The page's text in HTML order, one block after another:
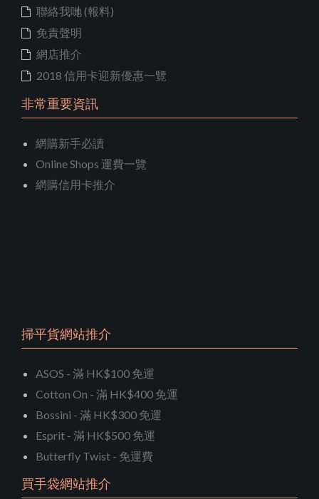
聯絡我哋 (報料)
免責聲明
網店推介
2018 信用卡迎新優惠一覽
非常重要資訊
網購新手必讀
Online Shops 運費一覽
網購信用卡推介
掃平貨網站推介
ASOS - 滿 HK$100 免運
Cotton On - 滿 HK$400 免運
Bossini - 滿 HK$300 免運
Esprit - 滿 HK$500 免運
Butterfly Twist - 免運費
買手袋網站推介